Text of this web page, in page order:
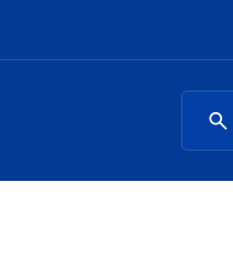
search